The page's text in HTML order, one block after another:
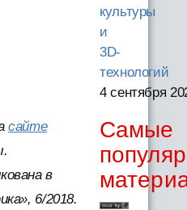
сайте
в
6/2018.
культуры
и
3D-
технологий
4 сентября
Самые